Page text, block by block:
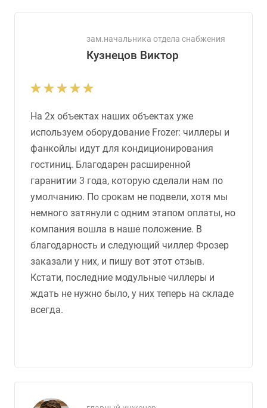
зам.начальника отдела снабжения
Кузнецов Виктор
На 2х объектах наших объектах уже
используем оборудование Frozer: чиллеры и
фанкойлы идут для кондиционирования
гостиниц. Благодарен расширенной
гаранитии 3 года, которую сделали нам по
умолчанию. По срокам не подвели, хотя мы
немного затянули с одним этапом оплаты, но
компания вошла в наше положение. В
благодарность и следующий чиллер Фрозер
заказали у них, и пишу вот этот отзыв.
Кстати, последние модульные чиллеры и
ждать не нужно было, у них теперь на складе
всегда.